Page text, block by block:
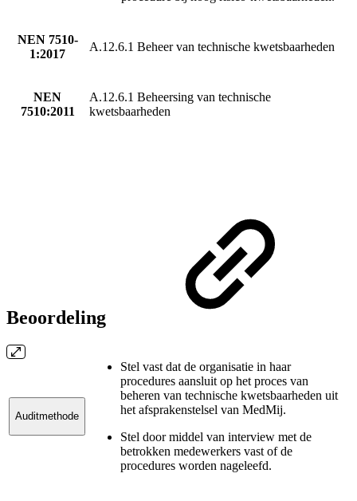
NEN 7510-
1:2017
A.12.6.1 Beheer van technische kwetsbaarheden
NEN
7510:2011
A.12.6.1 Beheersing van technische
kwetsbaarheden
Beoordeling
Auditmethode
Stel vast dat de organisatie in haar
procedures aansluit op het proces van
beheren van technische kwetsbaarheden uit
het afsprakenstelsel van MedMij.
Stel door middel van interview met de
betrokken medewerkers vast of de
procedures worden nageleefd.